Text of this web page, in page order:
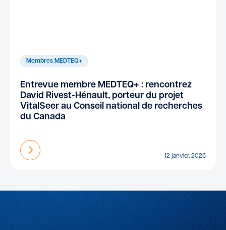
Membres MEDTEQ+
Entrevue membre MEDTEQ+ : rencontrez
David Rivest-Hénault, porteur du projet
VitalSeer au Conseil national de recherches
du Canada
En savoir plus
12 janvier, 2026